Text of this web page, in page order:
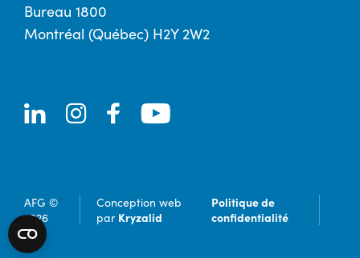
Bureau 1800
Montréal (Québec) H2Y 2W2
AFG ©
2026
Conception web
par Kryzalid
Politique de
confidentialité